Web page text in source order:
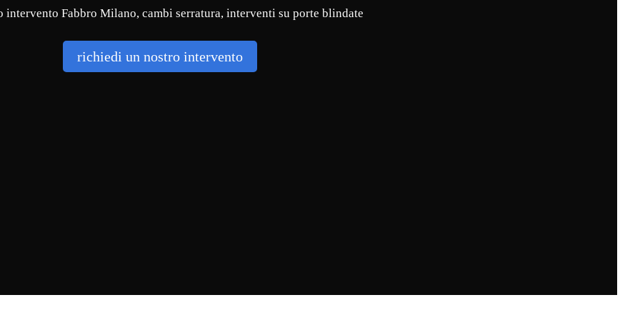
intervento Fabbro Milano, cambi serratura, interventi su porte blindate
richiedi un nostro intervento